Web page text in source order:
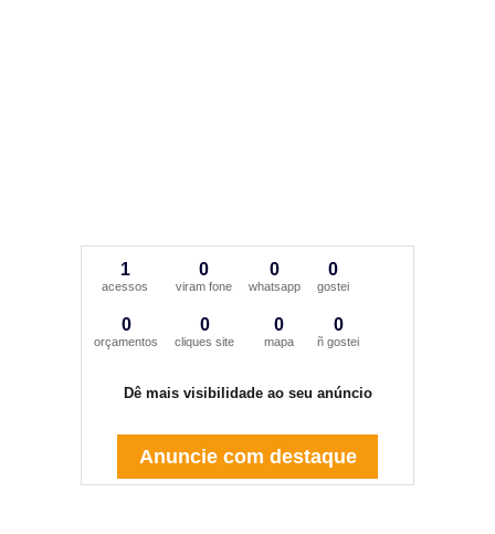
1
acessos
0
viram fone
0
whatsapp
0
gostei
0
orçamentos
0
cliques site
0
mapa
0
ñ gostei
Dê mais visibilidade ao seu anúncio
Anuncie com destaque